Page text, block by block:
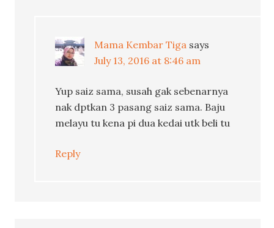
Mama Kembar Tiga says
July 13, 2016 at 8:46 am
Yup saiz sama, susah gak sebenarnya
nak dptkan 3 pasang saiz sama. Baju
melayu tu kena pi dua kedai utk beli tu
Reply